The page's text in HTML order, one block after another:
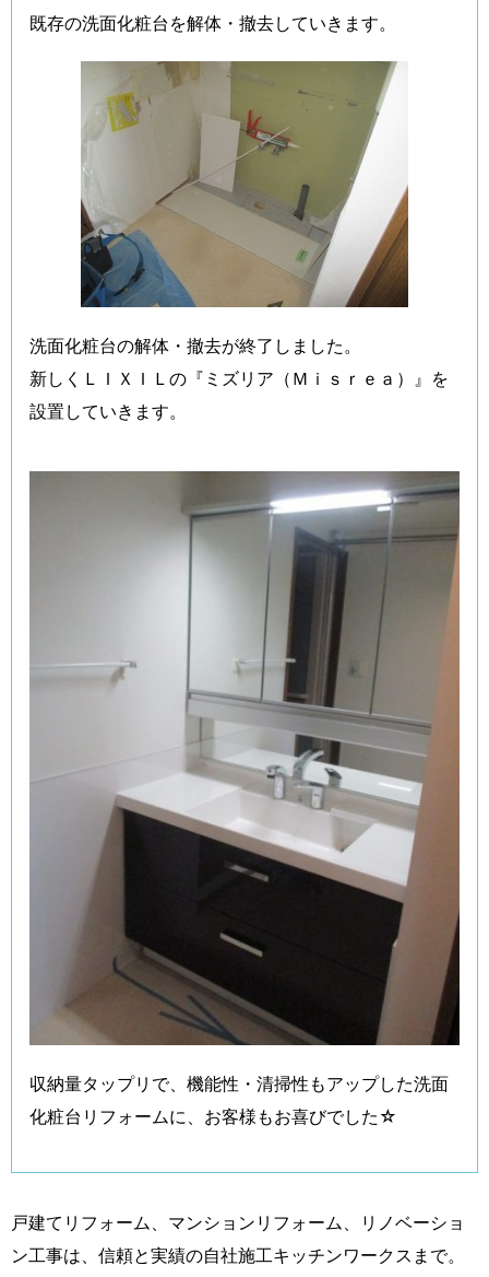
既存の洗面化粧台を解体・撤去していきます。
洗面化粧台の解体・撤去が終了しました。
新しくＬＩＸＩＬの『ミズリア（Ｍｉｓｒｅａ）』を
設置していきます。
収納量タップリで、機能性・清掃性もアップした洗面
化粧台リフォームに、お客様もお喜びでした☆
戸建てリフォーム、マンションリフォーム、リノベーショ
ン工事は、信頼と実績の自社施工キッチンワークスまで。